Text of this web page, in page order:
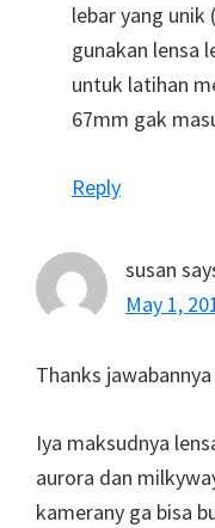
lebar yang unik
gunakan lensa
untuk latihan
67mm gak
Reply
susan
May 1,
Thanks
Iya maksudnya
aurora dan
kamerany ga bisa